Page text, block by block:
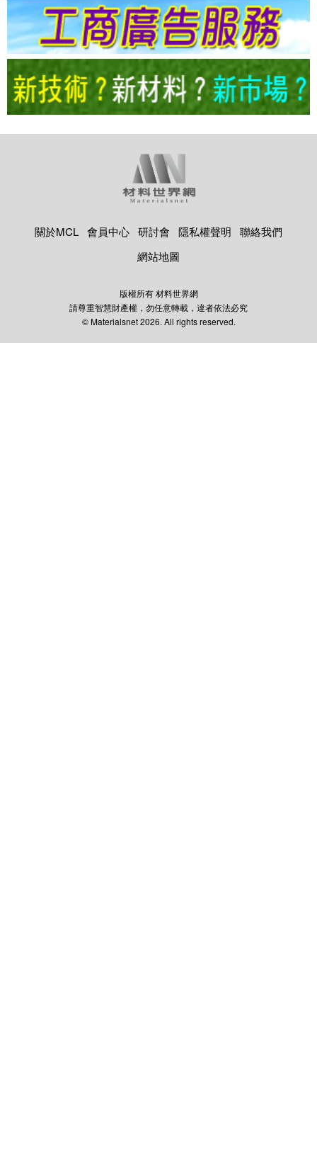
關於MCL 會員中心 研討會 隱私權聲明
聯絡我們
網站地圖
版權所有 材料世界網
請尊重智慧財產權，勿任意轉載，違者依法必究
© Materialsnet 2026. All rights reserved.